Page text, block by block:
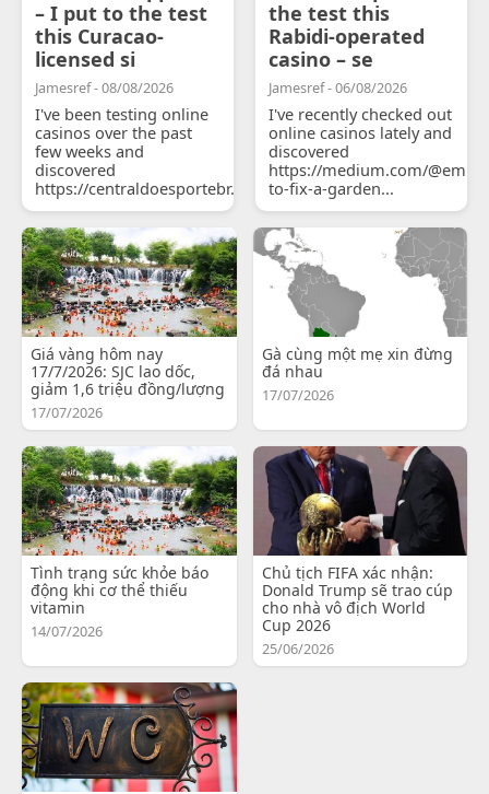
– I put to the test
this Curacao-
licensed si
Jamesref - 08/08/2026
I've been testing online
casinos over the past
few weeks and
discovered
https://centraldoesportebr.substack.com/p/cucure...
the test this
Rabidi-operated
casino – se
Jamesref - 06/08/2026
I've recently checked out
online casinos lately and
discovered
https://medium.com/
to-fix-a-garden...
Giá vàng hôm nay
17/7/2026: SJC lao dốc,
giảm 1,6 triệu đồng/lượng
17/07/2026
Gà cùng một mẹ xin đừng
đá nhau
17/07/2026
Tình trạng sức khỏe báo
động khi cơ thể thiếu
vitamin
14/07/2026
Chủ tịch FIFA xác nhận:
Donald Trump sẽ trao cúp
cho nhà vô địch World
Cup 2026
25/06/2026